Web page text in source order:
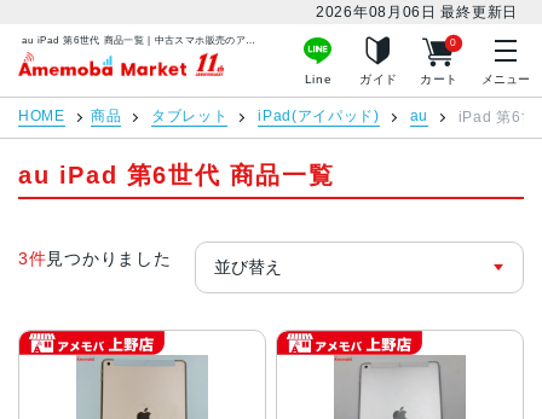
2026年08月06日 最終更新日
アメモバマーケット
Line ガイド カート
0
メニュー
HOME 商品 タブレット iPad(アイパッド) au iPad 第6世
au iPad 第6世代 商品一覧
3件見つかりました